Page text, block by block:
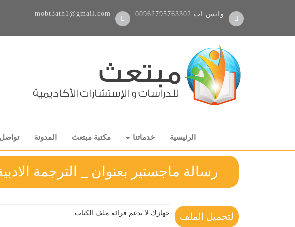
00962795763302 واتس اب mobt3ath1@gmail.com
الرئيسية خدماتنا مكتبة مبتعث المدونة
رسالة ماجستير بعنوان _ الترجمة
لتحميل الملف جهازك لا يدعم قرائة ملف الكتاب